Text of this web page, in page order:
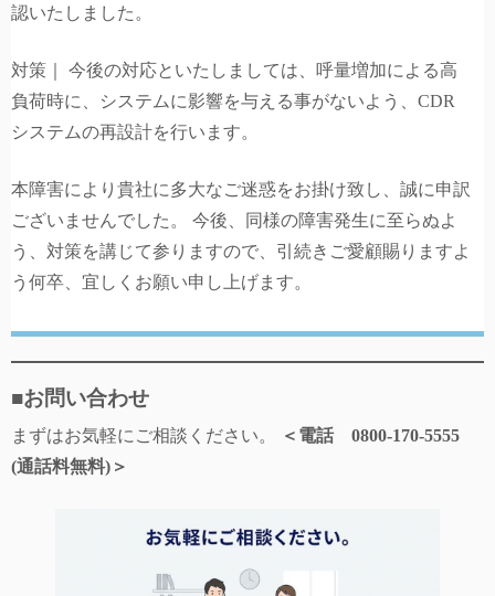
認いたしました。
対策｜ 今後の対応といたしましては、呼量増加による高
負荷時に、システムに影響を与える事がないよう、CDR
システムの再設計を行います。
本障害により貴社に多大なご迷惑をお掛け致し、誠に申訳
ございませんでした。 今後、同様の障害発生に至らぬよ
う、対策を講じて参りますので、引続きご愛顧賜りますよ
う何卒、宜しくお願い申し上げます。
■お問い合わせ
まずはお気軽にご相談ください。
＜電話 0800-170-5555
(通話料無料)＞